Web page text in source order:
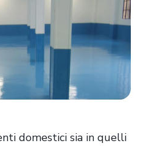
domestici sia in quelli